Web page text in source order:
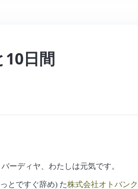
10日間
ーディヤ、わたしは元気です。
とですぐ辞め) た株式会社オトバンク